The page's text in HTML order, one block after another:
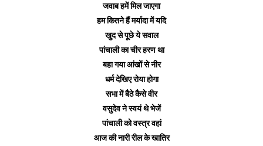
जवाब हमें मिल जाएगा
हम कितने हैं मर्यादा में यदि
खुद से पूछे ये सवाल
पांचाली का चीर हरण था
बहा गया आंखों से नीर
धर्म देखिए रोया होगा
सभा में बैठे कैसे वीर
वसुदेव ने स्वयं थे भेजें
पांचाली को वस्त्र वहां
आज की नारी रील के खातिर